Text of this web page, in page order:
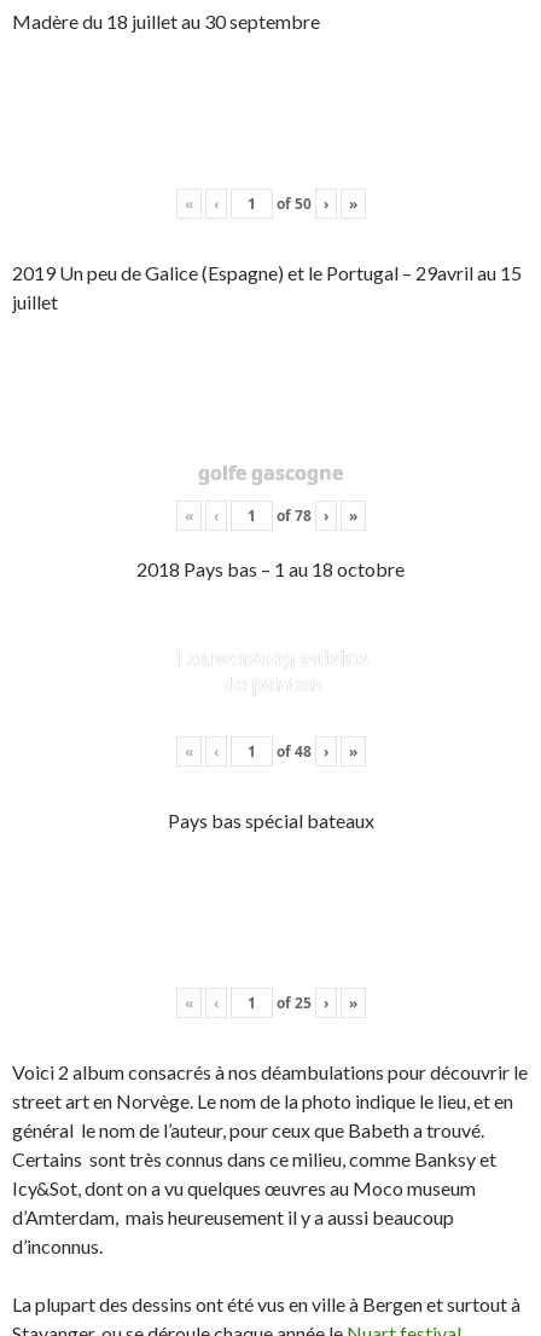
Madère du 18 juillet au 30 septembre
« ‹ of50 › »
2019 Un peu de Galice (Espagne) et le Portugal – 29avril au 15
juillet
golfe gascogne
« ‹ of78 › »
2018 Pays bas – 1 au 18 octobre
Lauwersoog voisins
de ponton
« ‹ of48 › »
Pays bas spécial bateaux
« ‹ of25 › »
Voici 2 album consacrés à nos déambulations pour découvrir le
street art en Norvège. Le nom de la photo indique le lieu, et en
général le nom de l’auteur, pour ceux que Babeth a trouvé.
Certains sont très connus dans ce milieu, comme Banksy et
Icy&Sot, dont on a vu quelques œuvres au Moco museum
d’Amterdam, mais heureusement il y a aussi beaucoup
d’inconnus.
La plupart des dessins ont été vus en ville à Bergen et surtout à